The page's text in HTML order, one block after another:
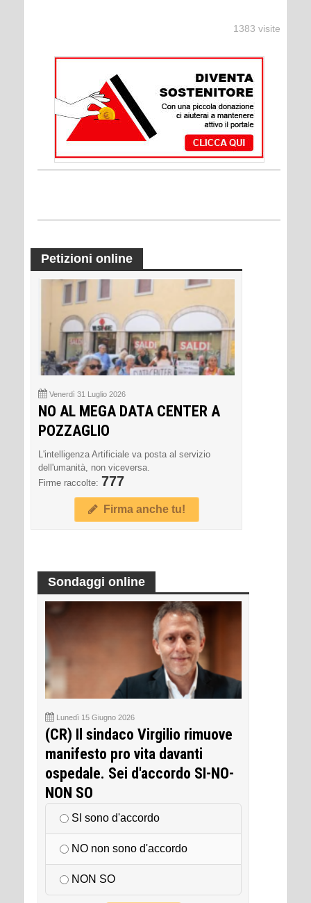
1383 visite
Petizioni online
Venerdì 31 Luglio 2026
NO AL MEGA DATA CENTER A
POZZAGLIO
L'intelligenza Artificiale va posta al servizio
dell'umanità, non viceversa.
Firme raccolte: 777
Firma anche tu!
Sondaggi online
Lunedì 15 Giugno 2026
(CR) Il sindaco Virgilio rimuove
manifesto pro vita davanti
ospedale. Sei d'accordo SI-NO-
NON SO
SI sono d'accordo
NO non sono d'accordo
NON SO